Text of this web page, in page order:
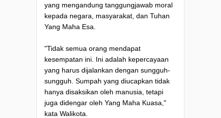
yang mengandung tanggungjawab moral
kepada negara, masyarakat, dan Tuhan
Yang Maha Esa.
"Tidak semua orang mendapat
kesempatan ini. Ini adalah kepercayaan
yang harus dijalankan dengan sungguh-
sungguh. Sumpah yang diucapkan tidak
hanya disaksikan oleh manusia, tetapi
juga didengar oleh Yang Maha Kuasa,"
kata Walikota.